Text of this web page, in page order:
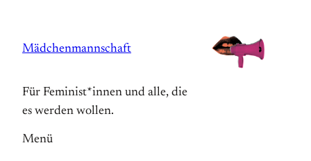
springen
Mädchenmannschaft
Für Feminist*innen und alle, die
es werden wollen.
Menü